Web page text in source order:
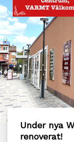
Under nya
renoverat!